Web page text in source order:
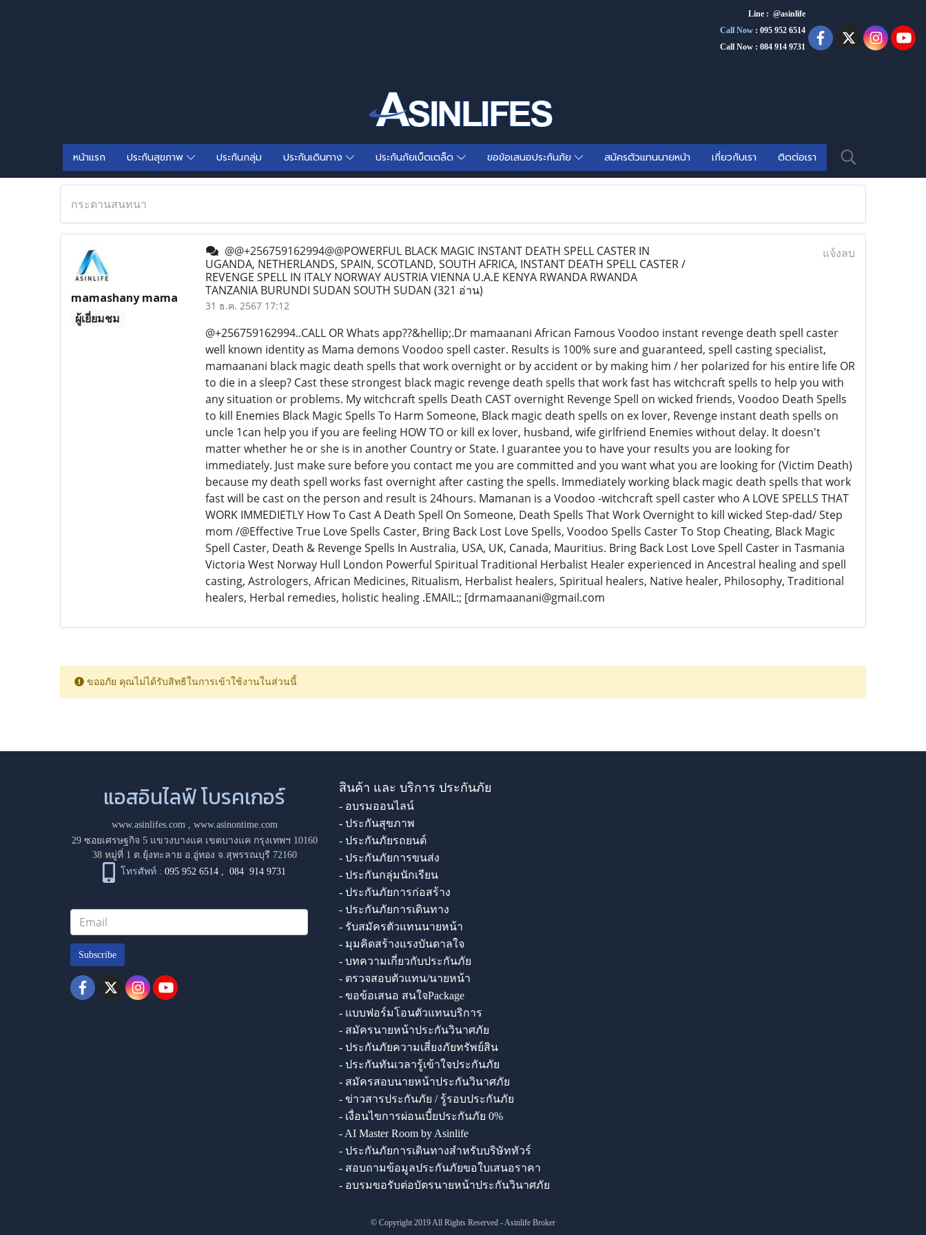
Line : @asinlife
Call Now : 095 952 6514
Call Now : 084 914 9731
หน้าแรก ประกันสุขภาพ ประกันกลุ่ม ประกันเดินทาง ประกันภัยเบ็ตเตล็ด ขอข้อเสนอประกันภัย สมัครตัวแทนนายหน้า เกี่ยวกับเรา ติดต่อเรา
กระดานสนทนา
mamashany mama
ผู้เยี่ยมชม
@@+256759162994@@POWERFUL BLACK MAGIC INSTANT DEATH SPELL CASTER IN
UGANDA, NETHERLANDS, SPAIN, SCOTLAND, SOUTH AFRICA, INSTANT DEATH SPELL CASTER /
REVENGE SPELL IN ITALY NORWAY AUSTRIA VIENNA U.A.E KENYA RWANDA RWANDA
TANZANIA BURUNDI SUDAN SOUTH SUDAN (321 อ่าน)
31 ธ.ค. 2567 17:12
แจ้งลบ
@+256759162994..CALL OR Whats app??&hellip;.Dr mamaanani African Famous Voodoo instant revenge death spell caster
well known identity as Mama demons Voodoo spell caster. Results is 100% sure and guaranteed, spell casting specialist,
mamaanani black magic death spells that work overnight or by accident or by making him / her polarized for his entire life OR
to die in a sleep? Cast these strongest black magic revenge death spells that work fast has witchcraft spells to help you with
any situation or problems. My witchcraft spells Death CAST overnight Revenge Spell on wicked friends, Voodoo Death Spells
to kill Enemies Black Magic Spells To Harm Someone, Black magic death spells on ex lover, Revenge instant death spells on
uncle 1can help you if you are feeling HOW TO or kill ex lover, husband, wife girlfriend Enemies without delay. It doesn't
matter whether he or she is in another Country or State. I guarantee you to have your results you are looking for
immediately. Just make sure before you contact me you are committed and you want what you are looking for (Victim Death)
because my death spell works fast overnight after casting the spells. Immediately working black magic death spells that work
fast will be cast on the person and result is 24hours. Mamanan is a Voodoo -witchcraft spell caster who A LOVE SPELLS THAT
WORK IMMEDIETLY How To Cast A Death Spell On Someone, Death Spells That Work Overnight to kill wicked Step-dad/ Step
mom /@Effective True Love Spells Caster, Bring Back Lost Love Spells, Voodoo Spells Caster To Stop Cheating, Black Magic
Spell Caster, Death & Revenge Spells In Australia, USA, UK, Canada, Mauritius. Bring Back Lost Love Spell Caster in Tasmania
Victoria West Norway Hull London Powerful Spiritual Traditional Herbalist Healer experienced in Ancestral healing and spell
casting, Astrologers, African Medicines, Ritualism, Herbalist healers, Spiritual healers, Native healer, Philosophy, Traditional
healers, Herbal remedies, holistic healing .EMAIL:; [drmamaanani@gmail.com
ขออภัย คุณไม่ได้รับสิทธิในการเข้าใช้งานในส่วนนี้
แอสอินไลฟ์ โบรคเกอร์
www.asinlifes.com, www.asinontime.com
29 ซอยเศรษฐกิจ 5 แขวงบางแค เขตบางแค กรุงเทพฯ 10160
38 หมู่ที่ 1 ต.ยุ้งทะลาย อ.อู่ทอง จ.สุพรรณบุรี 72160
โทรศัพท์ : 095 952 6514 ,084 914 9731
Subscribe
สินค้า และ บริการ ประกันภัย
- อบรมออนไลน์
- ประกันสุขภาพ
- ประกันภัยรถยนต์
- ประกันภัยการขนส่ง
- ประกันกลุ่มนักเรียน
- ประกันภัยการก่อสร้าง
- ประกันภัยการเดินทาง
- รับสมัครตัวแทนนายหน้า
- มุมคิดสร้างแรงบันดาลใจ
- บทความเกี่ยวกับประกันภัย
- ตรวจสอบตัวแทน/นายหน้า
- ขอข้อเสนอ สนใจPackage
- แบบฟอร์มโอนตัวแทนบริการ
- สมัครนายหน้าประกันวินาศภัย
- ประกันภัยความเสี่ยงภัยทรัพย์สิน
- ประกันทันเวลารู้เข้าใจประกันภัย
- สมัครสอบนายหน้าประกันวินาศภัย
- ข่าวสารประกันภัย / รู้รอบประกันภัย
- เงื่อนไขการผ่อนเบี้ยประกันภัย 0%
- AI Master Room by Asinlife
- ประกันภัยการเดินทางสำหรับบริษัททัวร์
- สอบถามข้อมูลประกันภัยขอใบเสนอราคา
- อบรมขอรับต่อบัตรนายหน้าประกันวินาศภัย
© Copyright 2019 All Rights Reserved - Asinlife Broker